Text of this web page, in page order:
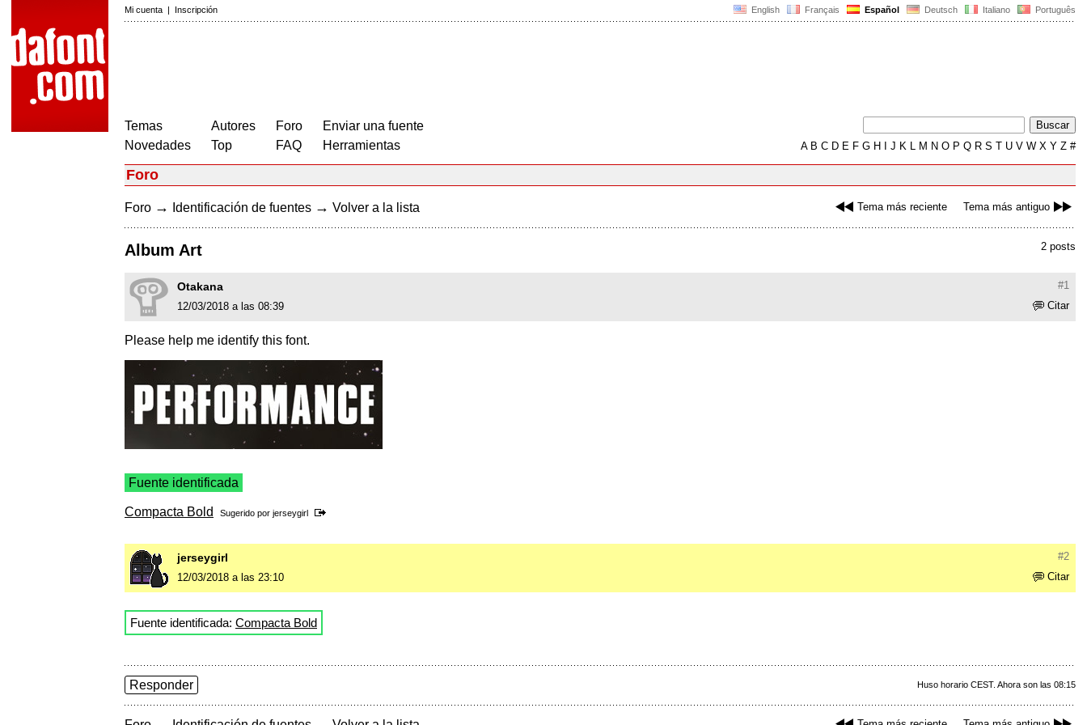
English Français Español Deutsch Italiano Português
Mi cuenta | Inscripción
Temas
Novedades
Autores
Top
Foro
FAQ
Enviar una fuente
Herramientas
AB C D E F G H J K L M N O P Q R S T U V W X Y Z #
Foro
Tema más reciente Tema más antiguo
Foro → Identificación de fuentes → Volver a la lista
2 posts
Album Art
#1
Otakana
Citar
12/03/2018 a las 08:39
Please help me identify this font.
Fuente identificada
Compacta Bold Sugerido por jerseygirl
#2
jerseygirl
Citar
12/03/2018 a las 23:10
Fuente identificada: Compacta Bold
Huso horario CEST. Ahora son las 08:15
Responder